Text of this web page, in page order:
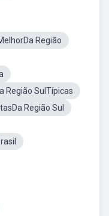
Região
Região SulTípicas
Região Sul